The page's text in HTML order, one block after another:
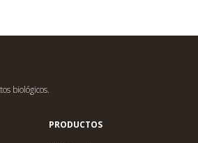
biológicos.
PRODUCTOS